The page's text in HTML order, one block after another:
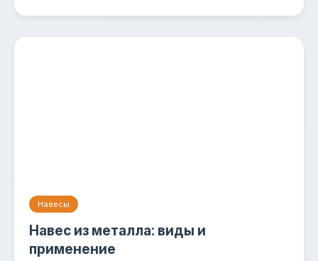
Навесы
Навес из металла: виды и
применение